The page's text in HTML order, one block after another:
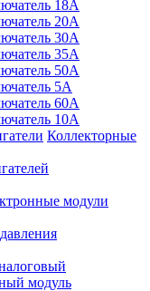
18А
20А
30А
35А
50А
5А
60А
10А
Коллекторные
модули
модуль